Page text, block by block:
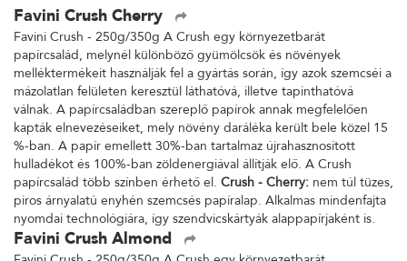
Favini Crush Cherry
Favini Crush - 250g/350g A Crush egy környezetbarát
papírcsalád, melynél különböző gyümölcsök és növények
melléktermékeit használják fel a gyártás során, így azok szemcséi a
mázolatlan felületen keresztül láthatóvá, illetve tapinthatóvá
válnak. A papírcsaládban szereplő papírok annak megfelelően
kapták elnevezéseiket, mely növény daráléka került bele közel 15
%-ban. A papír emellett 30%-ban tartalmaz újrahasznosított
hulladékot és 100%-ban zöldenergiával állítják elő. A Crush
papírcsalád több színben érhető el. Crush - Cherry: nem túl tüzes,
piros árnyalatú enyhén szemcsés papíralap. Alkalmas mindenfajta
nyomdai technológiára, így szendvicskártyák alappapírjaként is.
Favini Crush Almond